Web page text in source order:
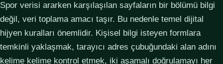
Spor verisi ararken karşılaşılan sayfaların bir bölümü bilgi
değil, veri toplama amacı taşır. Bu nedenle temel dijital
hijyen kuralları önemlidir. Kişisel bilgi isteyen formlara
temkinli yaklaşmak, tarayıcı adres çubuğundaki alan adını
kelime kelime kontrol etmek, iki aşamalı doğrulamayı her